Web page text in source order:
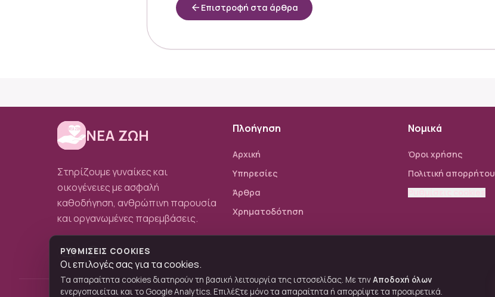
arrow_back Επιστροφή στα άρθρα
ΝΕΑ ΖΩΗ
Στηρίζουμε γυναίκες και
οικογένειες με ασφαλή
καθοδήγηση, ανθρώπινη παρουσία
και οργανωμένες παρεμβάσεις.
group alternate_email
Πλοήγηση
Αρχική
Υπηρεσίες
Άρθρα
Χρηματοδότηση
Νομικά
Όροι χρήσης
Πολιτική απορρήτου
ΡΥΘΜΊΣΕΙΣ COOKIES
Οι επιλογές σας για τα cookies.
Τα απαραίτητα cookies διατηρούν τη βασική λειτουργία της ιστοσελίδας. Με τηνΑποδοχή όλων
ενεργοποιείται και το Google Analytics. Επιλέξτε μόνο τα απαραίτητα ή απορρίψτε τα προαιρετικά.